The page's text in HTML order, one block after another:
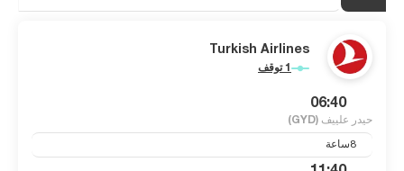
Turkish Airlines
1 توقف
06:40
حيدر علييف (GYD)